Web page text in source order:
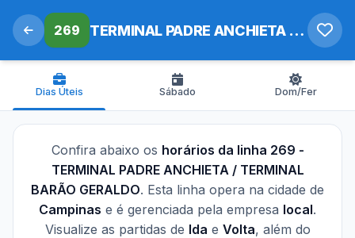
269 TERMINAL PADRE ANCHIETA / TERMINAL BARÃO GERALDO
Dias Úteis Sábado Dom/Fer
Confira abaixo os horários da linha 269 -
TERMINAL PADRE ANCHIETA / TERMINAL
BARÃO GERALDO. Esta linha opera na cidade de
Campinas e é gerenciada pela empresa local.
Visualize as partidas de Ida e Volta, além do